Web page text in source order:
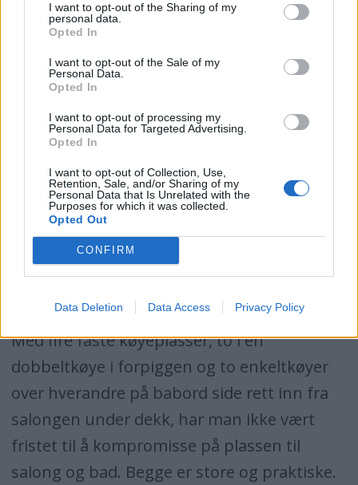
I want to opt-out of the Sharing of my
personal data.
Opted In
I want to opt-out of the Sale of my
Personal Data.
Opted In
I want to opt-out of processing my
Personal Data for Targeted Advertising.
Opted In
I want to opt-out of Collection, Use,
Retention, Sale, and/or Sharing of my
Personal Data that Is Unrelated with the
Purposes for which it was collected.
Opted Out
CONFIRM
Data Deletion Data Access Privacy Policy
Futuristisk
messen i Düsseldorf i år var 50-foteren
Infinity 50.1 fra nederlandske Holterman.
Den vakte oppsikt i storbåthallen med sitt
oransjelakkerte aluminiumsskrog og
futuristiske innredning. Båten var innredet
omtrent som en liten leilighet med en
styreposisjon/kartleserposisjon.
Med fire faste køyeplasser, to i en
dobbeltkøye i forpiggen og to enkeltkøyer
over hverandre på babord side rett inn fra
salongen under dekk, har man ikke vært
fristet til å kompromisse på plassen til
salong og bad. Begge er store og praktiske.